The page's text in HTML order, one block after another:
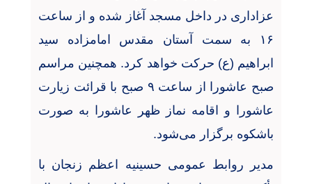
عزاداری در داخل مسجد آغاز شده و از ساعت
۱۶ به سمت آستان مقدس امامزاده سید
ابراهیم (ع) حرکت خواهد کرد. همچنین مراسم
صبح عاشورا از ساعت ۹ صبح با قرائت زیارت
عاشورا و اقامه نماز ظهر عاشورا به صورت
باشکوه برگزار می‌شود.
مدیر روابط عمومی حسینیه اعظم زنجان با